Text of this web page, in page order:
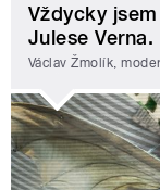
Vždycky
Julese
Václav Žmolík,